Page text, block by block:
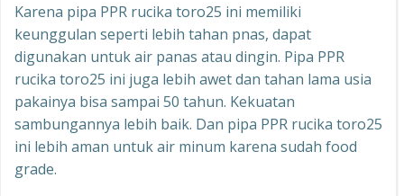
Karena pipa PPR rucika toro25 ini memiliki
keunggulan seperti lebih tahan pnas, dapat
digunakan untuk air panas atau dingin. Pipa PPR
rucika toro25 ini juga lebih awet dan tahan lama usia
pakainya bisa sampai 50 tahun. Kekuatan
sambungannya lebih baik. Dan pipa PPR rucika toro25
ini lebih aman untuk air minum karena sudah food
grade.